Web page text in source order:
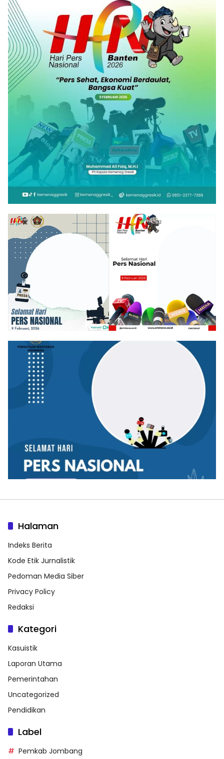
Halaman
Indeks Berita
Kode Etik Jurnalistik
Pedoman Media Siber
Privacy Policy
Redaksi
Kategori
Kasuistik
Laporan Utama
Pemerintahan
Uncategorized
Pendidikan
Label
Pemkab Jombang